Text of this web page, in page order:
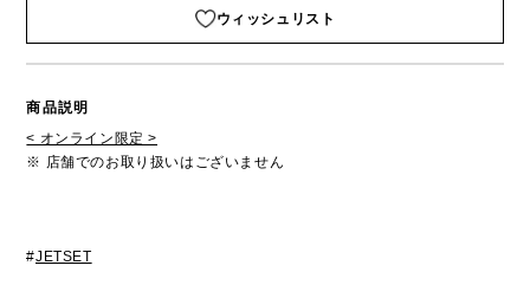
ウィッシュリスト
商品説明
< オンライン限定 >
※ 店舗でのお取り扱いはございません
#JETSET